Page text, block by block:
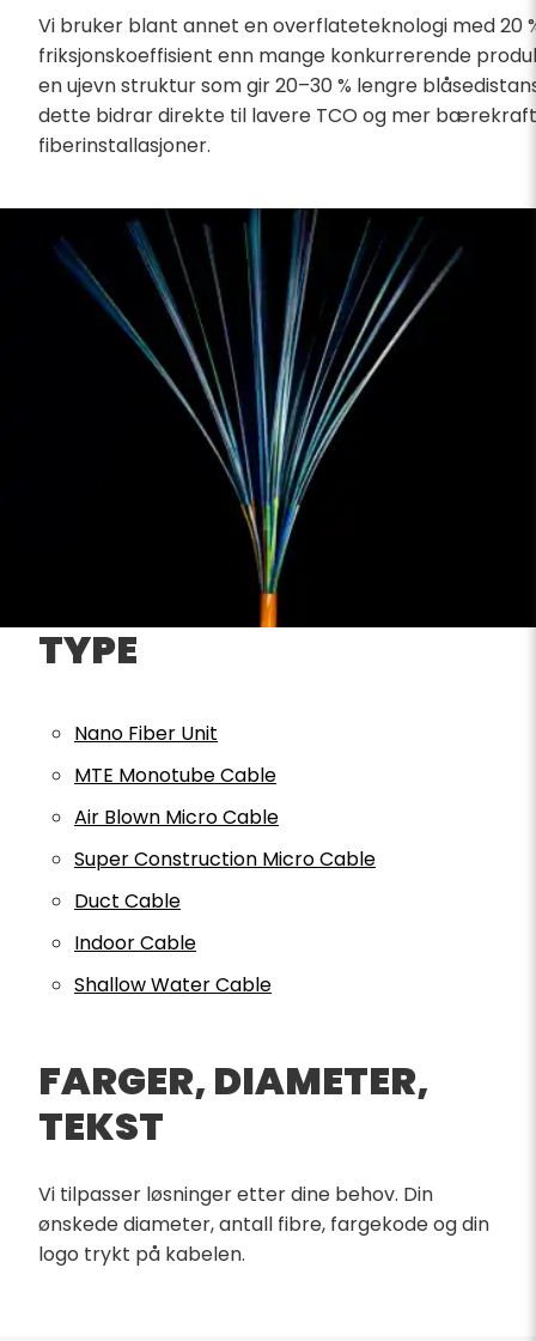
Vi bruker blant annet en overflateteknologi med 20
friksjonskoeffisient enn mange konkurrerende
en ujevn struktur som gir 20–30 % lengre
dette bidrar direkte til lavere TCO og mer
fiberinstallasjoner.
TYPE
Nano Fiber Unit
MTE Monotube Cable
Air Blown Micro Cable
Super Construction Micro Cable
Duct Cable
Indoor Cable
Shallow Water Cable
FARGER, DIAMETER,
TEKST
Vi tilpasser løsninger etter dine behov. Din
ønskede diameter, antall fibre, fargekode og din
logo trykt på kabelen.